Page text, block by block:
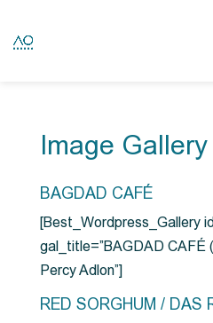
Image Gallery
BAGDAD CAFÉ
[Best_Wordpress_Gallery
gal_title=”BAGDAD CAFÉ
Percy Adlon”]
RED SORGHUM / DAS